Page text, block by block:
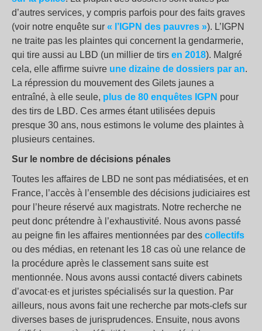
d’autres services, y compris parfois pour des faits graves
(voir notre enquête sur « l’ IGPN des pauvres »). L’IGPN
ne traite pas les plaintes qui concernent la gendarmerie,
qui tire aussi au LBD (un millier de tirs en 2018). Malgré
cela, elle affirme suivre une dizaine de dossiers par an.
La répression du mouvement des Gilets jaunes a
entraîné, à elle seule, plus de 80 enquêtes IGPN pour
des tirs de LBD. Ces armes étant utilisées depuis
presque 30 ans, nous estimons le volume des plaintes à
plusieurs centaines.
Sur le nombre de décisions pénales
Toutes les affaires de LBD ne sont pas médiatisées, et en
France, l’accès à l’ensemble des décisions judiciaires est
pour l’heure réservé aux magistrats. Notre recherche ne
peut donc prétendre à l’exhaustivité. Nous avons passé
au peigne fin les affaires mentionnées par des collectifs
ou des médias, en retenant les 18 cas où une relance de
la procédure après le classement sans suite est
mentionnée. Nous avons aussi contacté divers cabinets
d’avocat·es et juristes spécialisés sur la question. Par
ailleurs, nous avons fait une recherche par mots-clefs sur
diverses bases de jurisprudences. Ensuite, nous avons